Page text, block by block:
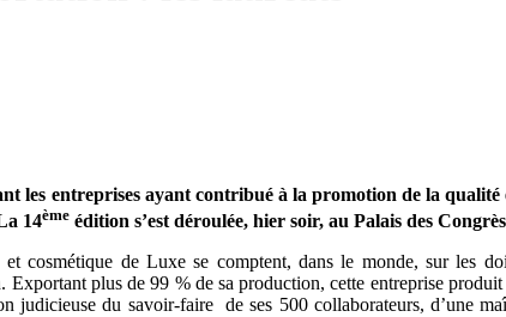
les entreprises ayant contribué à la promotion de la
14ème édition s’est déroulée, hier soir, au Palais des
cosmétique de Luxe se comptent, dans le monde, sur les
plus de 99 % de sa production, cette entreprise
du savoir-faire de ses 500 collaborateurs, d’une